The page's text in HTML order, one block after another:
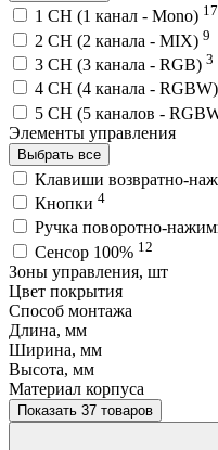
1 CH (1 канал - Mono) 17
2 CH (2 канала - MIX) 9
3 CH (3 канала - RGB) 3
4 CH (4 канала - RGBW)
5 CH (5 каналов -
Элементы управления
Выбрать все
Клавиши возвратно-
Кнопки 4
Ручка поворотно-
Сенсор 100% 12
Зоны управления, шт
Цвет покрытия
Способ монтажа
Длина, мм
Ширина, мм
Высота, мм
Материал корпуса
Показать 37 товаров